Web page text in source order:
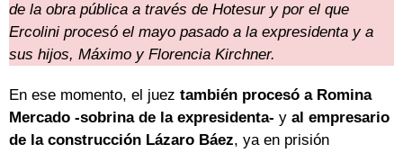
de la obra pública a través de Hotesur y por el que
Ercolini procesó el mayo pasado a la expresidenta y a
sus hijos, Máximo y Florencia Kirchner.
En ese momento, el juez también procesó a Romina
Mercado -sobrina de la expresidenta- y al empresario
de la construcción Lázaro Báez, ya en prisión